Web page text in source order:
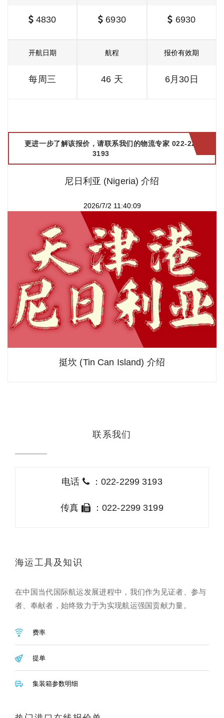
4830 6930 6930
开航日期
每周三
航程
46 天
报价有效期
6月30日
更进一步了解该报价，请联系我们的物流专家 022-2299
3193
尼日利亚 (Nigeria) 介绍
2026/7/2 11:40:09
挺坎 (Tin Can Island) 介绍
联系我们
电话 ：022-2299 3193
传真 ：022-2299 3199
海运工具及知识
在中国当代国际航运发展进程中，我们作为见证者、参与
者、奉献者，始终致力于为实现航运强国贡献力量。
费率
提单
集装箱参数明细